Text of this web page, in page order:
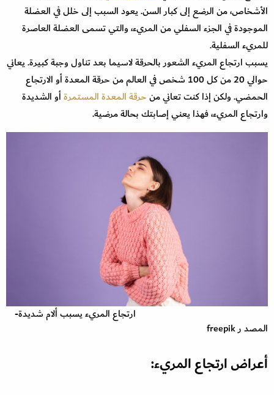
الأشخاص، من الرضع إلى كبار السن. يعود السبب إلى خلل في العضلة
الموجودة في الجزء السفلي من المريء، والتي تسمى العضلة العاصرة
للمريء السفلية.
يسبب ارتجاع المريء الشعور بالحرقة لاسيما بعد تناول وجبة كبيرة. يعاني
حوالي 20 من كل 100 شخص في العالم من حرقة المعدة أو الارتجاع
الحمضي. ولكن إذا كنت تعاني منحرقة المعدة المستمرةأو الشديدة
وارتجاع المريء، فهذا يعني إصابتك بحالة مرضية.
ارتجاع المريء يسبب ألام شديدة-
المصد ر freepik
أعراض ارتجاع المريء: